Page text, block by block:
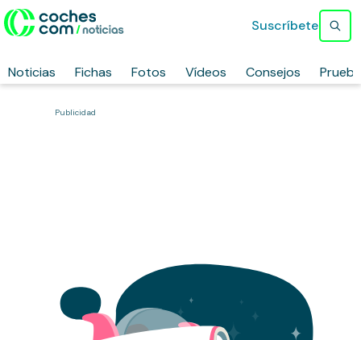
Noticias Fichas Fotos Vídeos Consejos
Suscríbete
Publicidad